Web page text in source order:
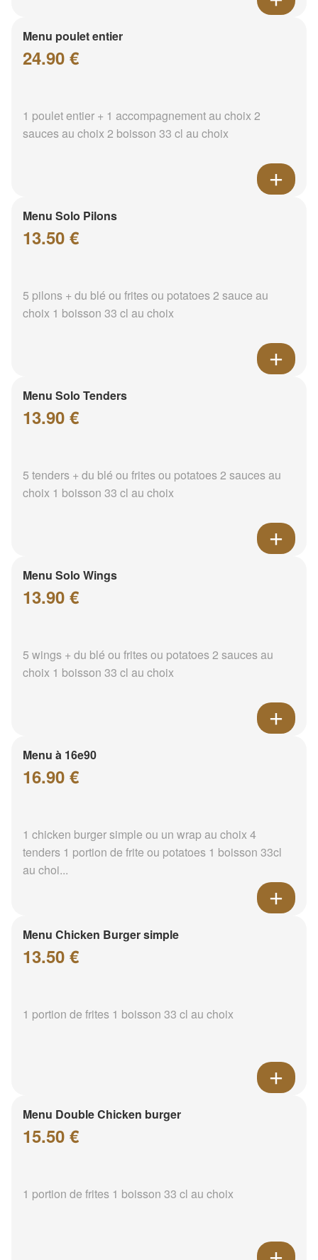
Menu poulet entier
24.90 €
1 poulet entier + 1 accompagnement au choix 2
sauces au choix 2 boisson 33 cl au choix
Menu Solo Pilons
13.50 €
5 pilons + du blé ou frites ou potatoes 2 sauce au
choix 1 boisson 33 cl au choix
Menu Solo Tenders
13.90 €
5 tenders + du blé ou frites ou potatoes 2 sauces au
choix 1 boisson 33 cl au choix
Menu Solo Wings
13.90 €
5 wings + du blé ou frites ou potatoes 2 sauces au
choix 1 boisson 33 cl au choix
Menu à 16e90
16.90 €
1 chicken burger simple ou un wrap au choix 4
tenders 1 portion de frite ou potatoes 1 boisson 33cl
au choi...
Menu Chicken Burger simple
13.50 €
1 portion de frites 1 boisson 33 cl au choix
Menu Double Chicken burger
15.50 €
1 portion de frites 1 boisson 33 cl au choix